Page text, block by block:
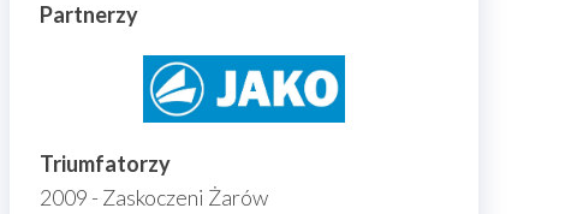
Partnerzy
Triumfatorzy
2009 - Zaskoczeni Żarów